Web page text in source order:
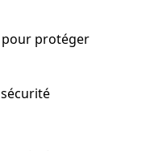
protéger